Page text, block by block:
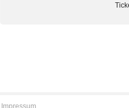
Impressum